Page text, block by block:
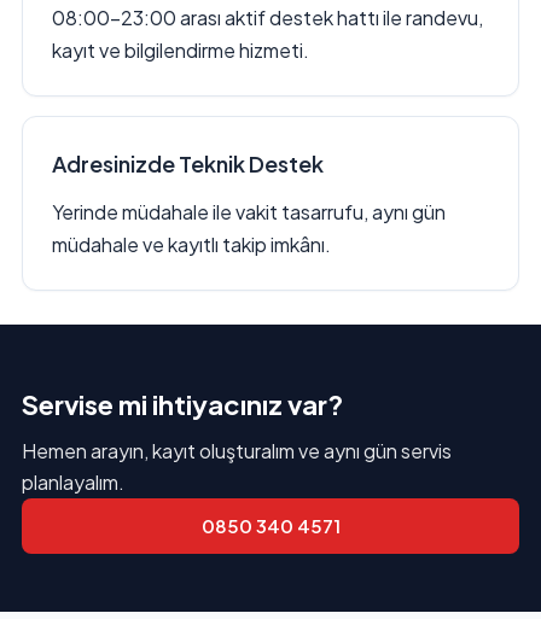
08:00–23:00 arası aktif destek hattı ile randevu,
kayıt ve bilgilendirme hizmeti.
Adresinizde Teknik Destek
Yerinde müdahale ile vakit tasarrufu, aynı gün
müdahale ve kayıtlı takip imkânı.
Servise mi ihtiyacınız var?
Hemen arayın, kayıt oluşturalım ve aynı gün servis
planlayalım.
0850 340 4571